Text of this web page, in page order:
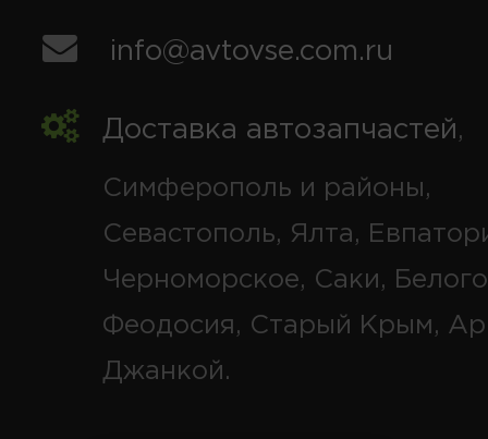
info@avtovse.com.ru
Доставка автозапчастей,
Симферополь и районы,
Севастополь, Ялта,
Черноморское, Саки,
Феодосия, Старый Крым,
Джанкой.